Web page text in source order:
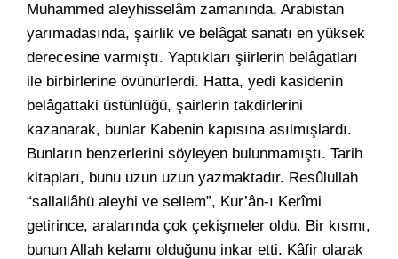
Muhammed aleyhisselâm zamanında, Arabistan
yarımadasında, şairlik ve belâgat sanatı en yüksek
derecesine varmıştı. Yaptıkları şiirlerin belâgatları
ile birbirlerine övünürlerdi. Hatta, yedi kasidenin
belâgattaki üstünlüğü, şairlerin takdirlerini
kazanarak, bunlar Kabenin kapısına asılmışlardı.
Bunların benzerlerini söyleyen bulunmamıştı. Tarih
kitapları, bunu uzun uzun yazmaktadır. Resûlullah
“sallallâhü aleyhi ve sellem”, Kur’ân-ı Kerîmi
getirince, aralarında çok çekişmeler oldu. Bir kısmı,
bunun Allah kelamı olduğunu inkar etti. Kâfir olarak